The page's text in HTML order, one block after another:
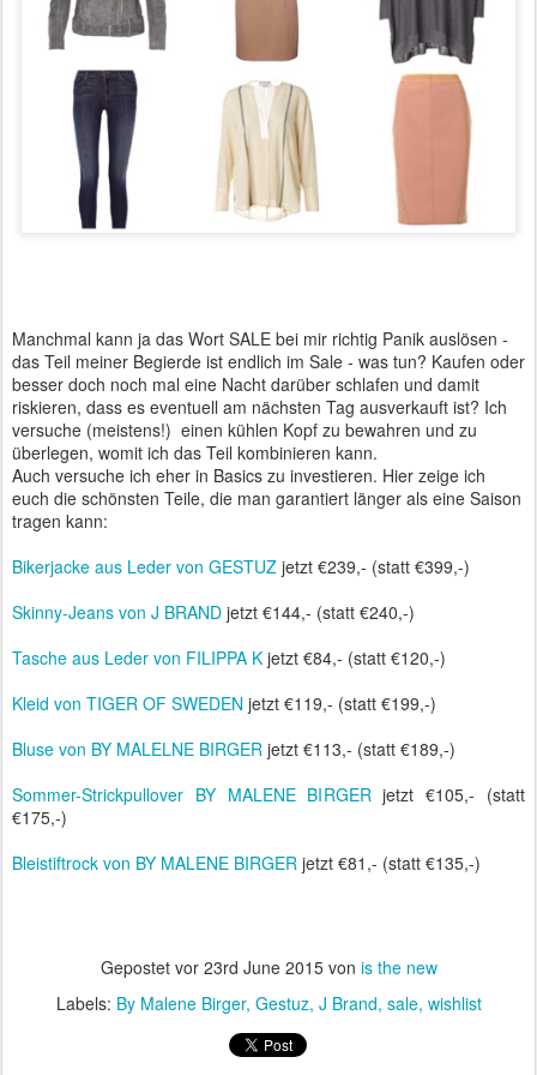
Manchmal kann ja das Wort SALE bei mir richtig Panik auslösen -
das Teil meiner Begierde ist endlich im Sale - was tun? Kaufen oder
besser doch noch mal eine Nacht darüber schlafen und damit
riskieren, dass es eventuell am nächsten Tag ausverkauft ist? Ich
versuche (meistens!) einen kühlen Kopf zu bewahren und zu
überlegen, womit ich das Teil kombinieren kann.
Auch versuche ich eher in Basics zu investieren. Hier zeige ich
euch die schönsten Teile, die man garantiert länger als eine Saison
tragen kann:
Bikerjacke aus Leder von GESTUZ jetzt €239,- (statt €399,-)
Skinny-Jeans von J BRAND jetzt €144,- (statt €240,-)
Tasche aus Leder von FILIPPA K jetzt €84,- (statt €120,-)
Kleid von TIGER OF SWEDEN jetzt €119,- (statt €199,-)
Bluse von BY MALELNE BIRGER jetzt €113,- (statt €189,-)
Sommer-Strickpullover BY MALENE BIRGERjetzt €105,- (statt
€175,-)
Bleistiftrock von BY MALENE BIRGER jetzt €81,- (statt €135,-)
Gepostet vor 23rd June 2015von is the new
Labels: By Malene Birger Gestuz J Brand sale wishlist